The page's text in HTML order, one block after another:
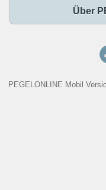
Über
PEGELONLINE Mobil